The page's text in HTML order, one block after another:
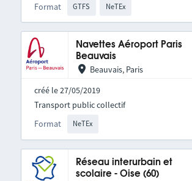
Format GTFS NeTEx
Navettes Aéroport Paris
Beauvais
Beauvais, Paris
créé le 27/05/2019
Format NeTEx
Transport public collectif
Réseau interurbain et
scolaire - Oise (60)